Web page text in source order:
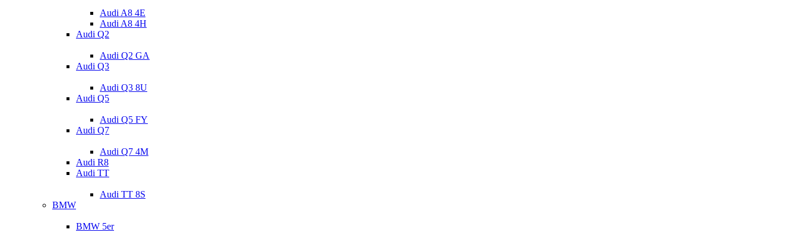
Audi A8 4E
Audi A8 4H
Audi Q2
Audi Q2 GA
Audi Q3
Audi Q3 8U
Audi Q5
Audi Q5 FY
Audi Q7
Audi Q7 4M
Audi R8
Audi TT
Audi TT 8S
BMW
BMW 5er